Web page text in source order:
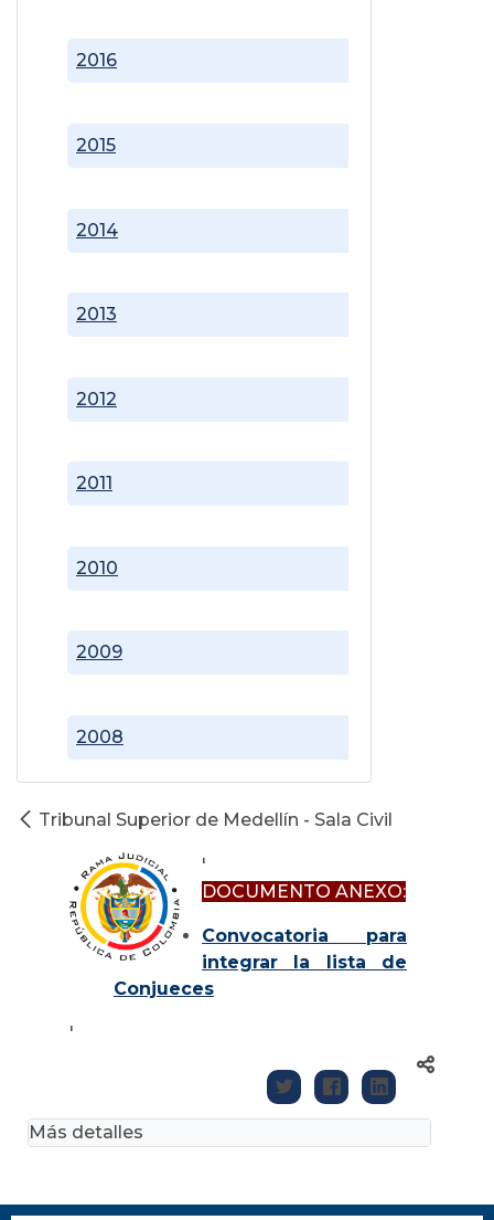
2008
2009
2010
2011
2012
2013
2014
2015
2016
Tribunal Superior de Medellín - Sala Civil
'
DOCUMENTO ANEXO:
Convocatoria para
integrar la lista de
Conjueces
'
Más detalles